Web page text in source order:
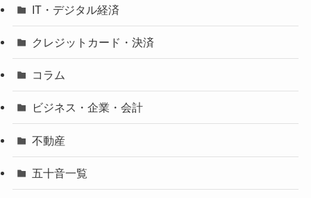
IT・デジタル経済
クレジットカード・決済
コラム
ビジネス・企業・会計
不動産
五十音一覧